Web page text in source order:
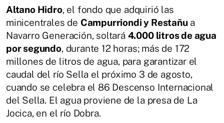
Altano Hidro, el fondo que adquirió las
minicentrales de Campurriondi y Restañua
Navarro Generación, soltará 4.000 litros de agua
por segundo, durante 12 horas; más de 172
millones de litros de agua, para garantizar el
caudal del río Sella el próximo 3 de agosto,
cuando se celebra el 86 Descenso Internacional
del Sella. El agua proviene de la presa de La
Jocica, en el río Dobra.